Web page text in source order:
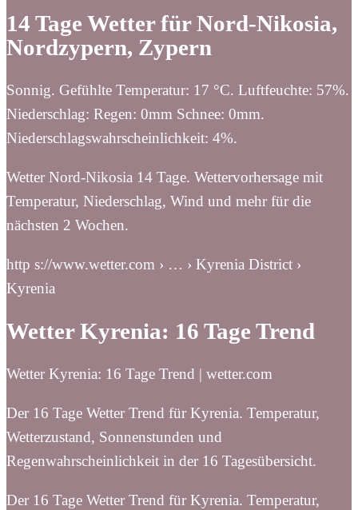
14 Tage Wetter für Nord-Nikosia,
Nordzypern, Zypern
Sonnig. Gefühlte Temperatur: 17 °C. Luftfeuchte: 57%.
Niederschlag: Regen: 0mm Schnee: 0mm.
Niederschlagswahrscheinlichkeit: 4%.
Wetter Nord-Nikosia 14 Tage. Wettervorhersage mit
Temperatur, Niederschlag, Wind und mehr für die
nächsten 2 Wochen.
http s://www.wetter.com › … › Kyrenia District ›
Kyrenia
Wetter Kyrenia: 16 Tage Trend
Wetter Kyrenia: 16 Tage Trend | wetter.com
Der 16 Tage Wetter Trend für Kyrenia. Temperatur,
Wetterzustand, Sonnenstunden und
Regenwahrscheinlichkeit in der 16 Tagesübersicht.
Der 16 Tage Wetter Trend für Kyrenia. Temperatur,